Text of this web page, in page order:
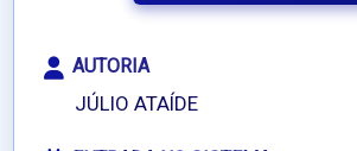
AUTORIA
JÚLIO ATAÍDE